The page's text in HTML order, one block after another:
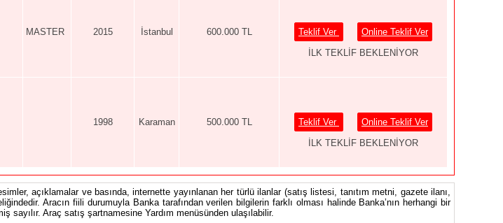
MASTER 2015 İstanbul 600.000 TL Teklif Ver
Online Teklif Ver
İLK TEKLİF BEKLENİYOR
1998 Karaman 500.000 TL Teklif Ver
Online Teklif Ver
İLK TEKLİF BEKLENİYOR
açıklamalar ve basında, internette yayınlanan her türlü ilanlar (satış listesi, tanıtım metni, gazete ilanı,
Aracın fiili durumuyla Banka tarafından verilen bilgilerin farklı olması halinde Banka’nın herhangi bir
Araç satış şartnamesine Yardım menüsünden ulaşılabilir.